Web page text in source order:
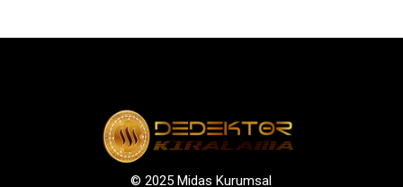
© 2025 Midas Kurumsal